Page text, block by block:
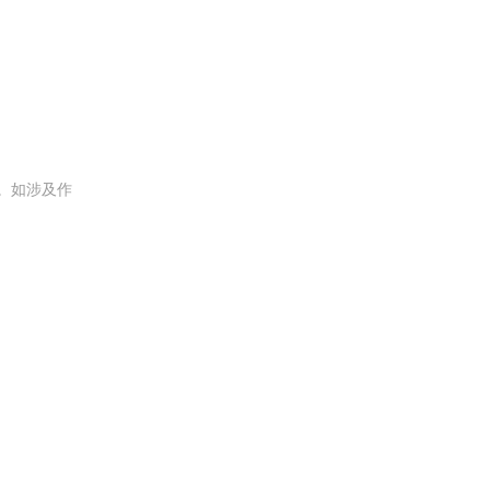
如涉及作